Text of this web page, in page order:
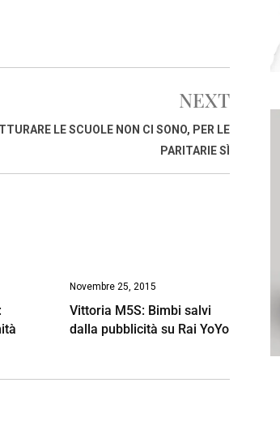
NEXT
LE SCUOLE NON CI SONO, PER LE
PARITARIE SÌ
Novembre 25, 2015
Vittoria M5S: Bimbi salvi
dalla pubblicità su Rai YoYo